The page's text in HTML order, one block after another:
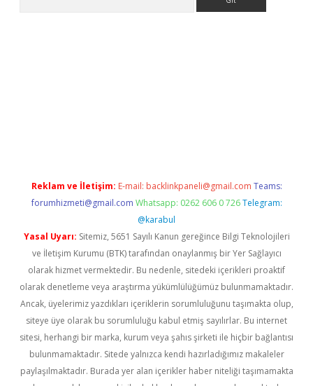
Reklam ve İletişim: E-mail: backlinkpaneli@gmail.com Teams:
forumhizmeti@gmail.com Whatsapp: 0262 606 0 726 Telegram:
@karabul
Yasal Uyarı: Sitemiz, 5651 Sayılı Kanun gereğince Bilgi Teknolojileri
ve İletişim Kurumu (BTK) tarafından onaylanmış bir Yer Sağlayıcı
olarak hizmet vermektedir. Bu nedenle, sitedeki içerikleri proaktif
olarak denetleme veya araştırma yükümlülüğümüz bulunmamaktadır.
Ancak, üyelerimiz yazdıkları içeriklerin sorumluluğunu taşımakta olup,
siteye üye olarak bu sorumluluğu kabul etmiş sayılırlar. Bu internet
sitesi, herhangi bir marka, kurum veya şahıs şirketi ile hiçbir bağlantısı
bulunmamaktadır. Sitede yalnızca kendi hazırladığımız makaleler
paylaşılmaktadır. Burada yer alan içerikler haber niteliği taşımamakta